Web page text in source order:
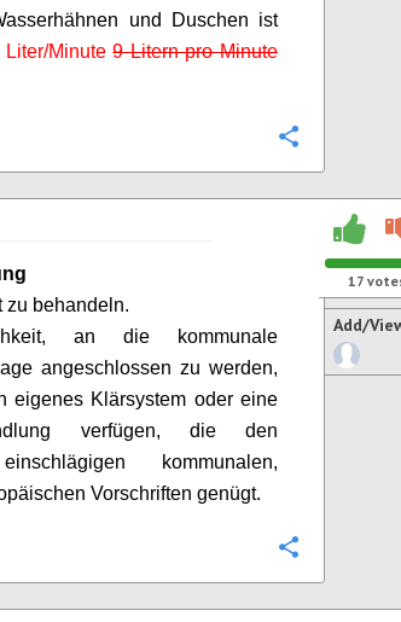
und Duschen ist
Liter/Minute 9 Litern pro Minute
zu behandeln.
an die kommunale
angeschlossen zu werden,
eigenes Klärsystem oder eine
verfügen, die den
kommunalen,
Vorschriften genügt.
17
Add/